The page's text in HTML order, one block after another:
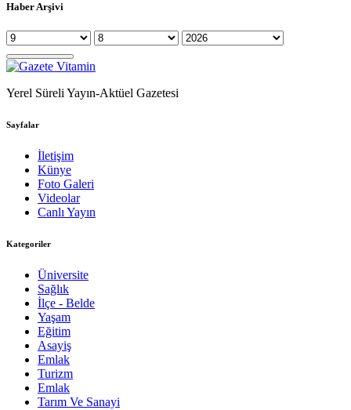
Haber Arşivi
Yerel Süreli Yayın-Aktüel Gazetesi
Sayfalar
İletişim
Künye
Foto Galeri
Videolar
Canlı Yayın
Kategoriler
Üniversite
Sağlık
İlçe - Belde
Yaşam
Eğitim
Asayiş
Emlak
Turizm
Emlak
Tarım Ve Sanayi